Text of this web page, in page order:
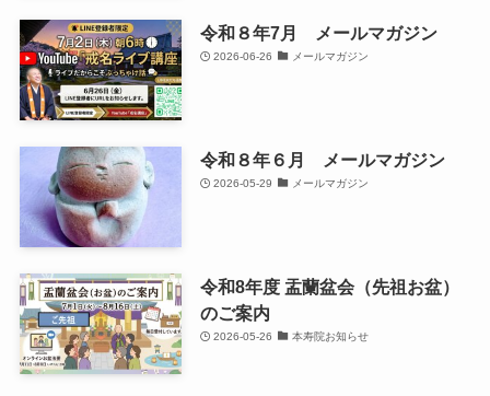
令和８年7月 メールマガジン
2026-06-26 メールマガジン
令和８年６月 メールマガジン
2026-05-29 メールマガジン
令和8年度 盂蘭盆会（先祖お盆）
のご案内
2026-05-26 本寿院お知らせ